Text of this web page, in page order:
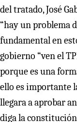
del tratado, José
“hay un problema
fundamental en
gobierno “ven el
porque es una
ello es importante
llegara a aprobar
diga la